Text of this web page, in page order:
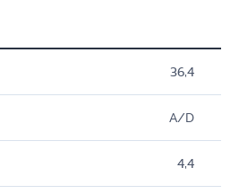
36,4
A/D
4,4